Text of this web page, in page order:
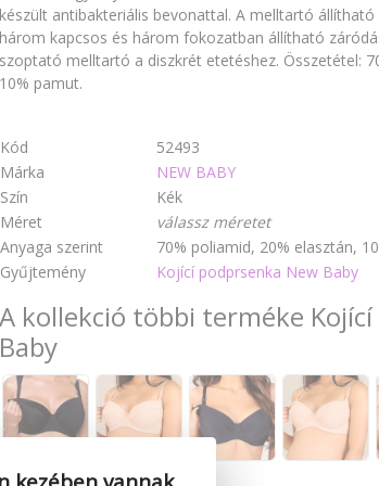
készült antibakteriális bevonattal. A melltartó
három kapcsos és három fokozatban állítható
szoptató melltartó a diszkrét etetéshez. Összetétel:
10% pamut.
Kód
52493
Márka
NEW BABY
Szín
Kék
Méret
válassz méretet
Anyaga szerint
70% poliamid, 20% elasztán,
Gyűjtemény
Kojící podprsenka New Baby
A kollekció többi terméke
Baby